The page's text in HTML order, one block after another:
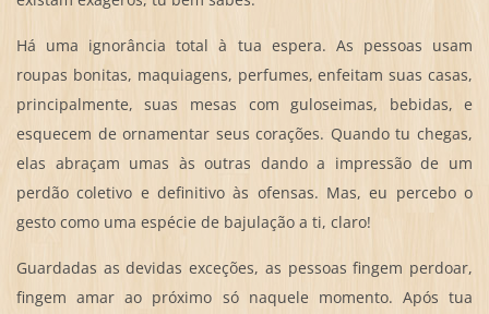
Há uma ignorância total à tua espera. As pessoas usam
roupas bonitas, maquiagens, perfumes, enfeitam suas casas,
principalmente, suas mesas com guloseimas, bebidas, e
esquecem de ornamentar seus corações. Quando tu chegas,
elas abraçam umas às outras dando a impressão de um
perdão coletivo e definitivo às ofensas. Mas, eu percebo o
gesto como uma espécie de bajulação a ti, claro!
Guardadas as devidas exceções, as pessoas fingem perdoar,
fingem amar ao próximo só naquele momento. Após tua